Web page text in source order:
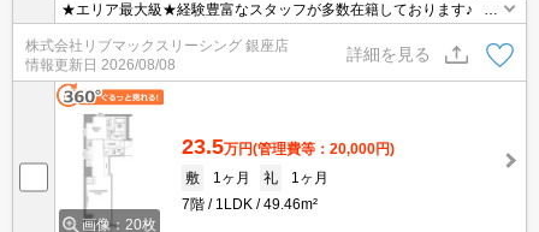
★エリア最大級★経験豊富なスタッフが多数在籍しております♪ 初
期費用クレジット支払可能！オンライン内覧・オンライン契約等弊
社に一度も来店せずとも問題ありません♪弊社ではネットに掲載され
ている物件も全てご紹介可能になりますので気になる物件は全て申
し付けください★
株式会社リブマックスリーシング 銀座店
情報更新日 2026/08/08
詳細を見る
画像：20枚
23.5万円(管理費等：20,000円)
敷
1ヶ月 礼
1ヶ月
7階
1LDK 49.46m²